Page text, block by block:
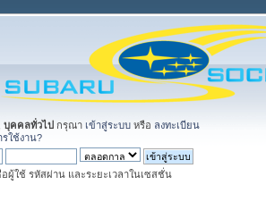
บุคคลทั่วไป กรุณา เข้าสู่ระบบ หรือ ลงทะเบียน
ใช้งาน?
ผู้ใช้ รหัสผ่าน และระยะเวลาในเซสชั่น